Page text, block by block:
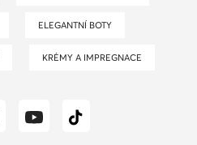
ELEGANTNÍ BOTY
KRÉMY A IMPREGNACE